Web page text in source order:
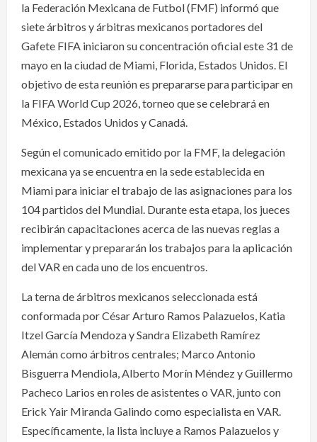
la Federación Mexicana de Futbol (FMF) informó que
siete árbitros y árbitras mexicanos portadores del
Gafete FIFA iniciaron su concentración oficial este 31 de
mayo en la ciudad de Miami, Florida, Estados Unidos. El
objetivo de esta reunión es prepararse para participar en
la FIFA World Cup 2026, torneo que se celebrará en
México, Estados Unidos y Canadá.
Según el comunicado emitido por la FMF, la delegación
mexicana ya se encuentra en la sede establecida en
Miami para iniciar el trabajo de las asignaciones para los
104 partidos del Mundial. Durante esta etapa, los jueces
recibirán capacitaciones acerca de las nuevas reglas a
implementar y prepararán los trabajos para la aplicación
del VAR en cada uno de los encuentros.
La terna de árbitros mexicanos seleccionada está
conformada por César Arturo Ramos Palazuelos, Katia
Itzel García Mendoza y Sandra Elizabeth Ramírez
Alemán como árbitros centrales; Marco Antonio
Bisguerra Mendiola, Alberto Morín Méndez y Guillermo
Pacheco Larios en roles de asistentes o VAR, junto con
Erick Yair Miranda Galindo como especialista en VAR.
Específicamente, la lista incluye a Ramos Palazuelos y